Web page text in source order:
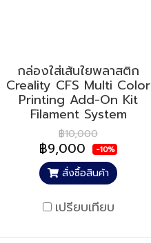
กล่องใส่เส้นใยพลาสติก
Creality CFS Multi Color
Printing Add-On Kit
Filament System
฿10,000
฿9,000 -10%
สั่งซื้อสินค้า
เปรียบเทียบ